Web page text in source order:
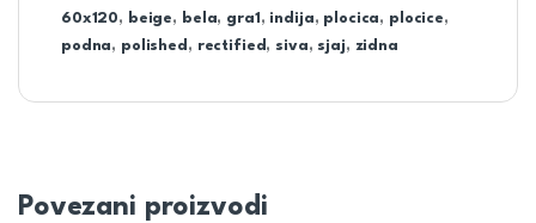
60x120, beige, bela, gra1 , indija, plocica, plocice,
podna, polished , rectified , siva, sjaj, zidna
Povezani proizvodi